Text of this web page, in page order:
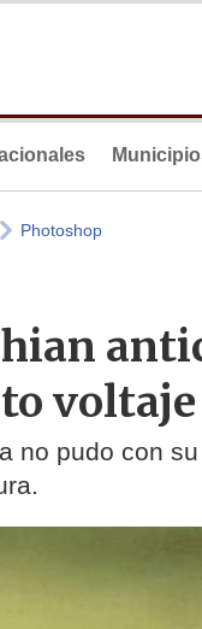
Photoshop
voltaje
no pudo con